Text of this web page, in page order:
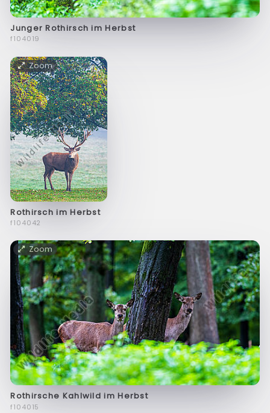
Junger Rothirsch im Herbst
f104019
Zoom
Rothirsch im Herbst
f104042
Zoom
Rothirsche Kahlwild im Herbst
f104015